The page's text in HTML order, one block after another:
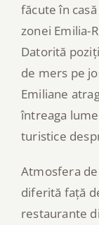
făcute în
zonei Emilia-
Datorită
de mers pe
Emiliane
întreaga
turistice
Atmosfera
diferită față
restaurante